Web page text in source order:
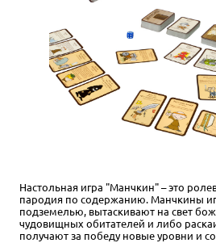
Настольная игра "Манчкин" – это
пародия по содержанию. Манчкины
подземелью, вытаскивают на свет
чудовищных обитателей и либо
получают за победу новые уровни и